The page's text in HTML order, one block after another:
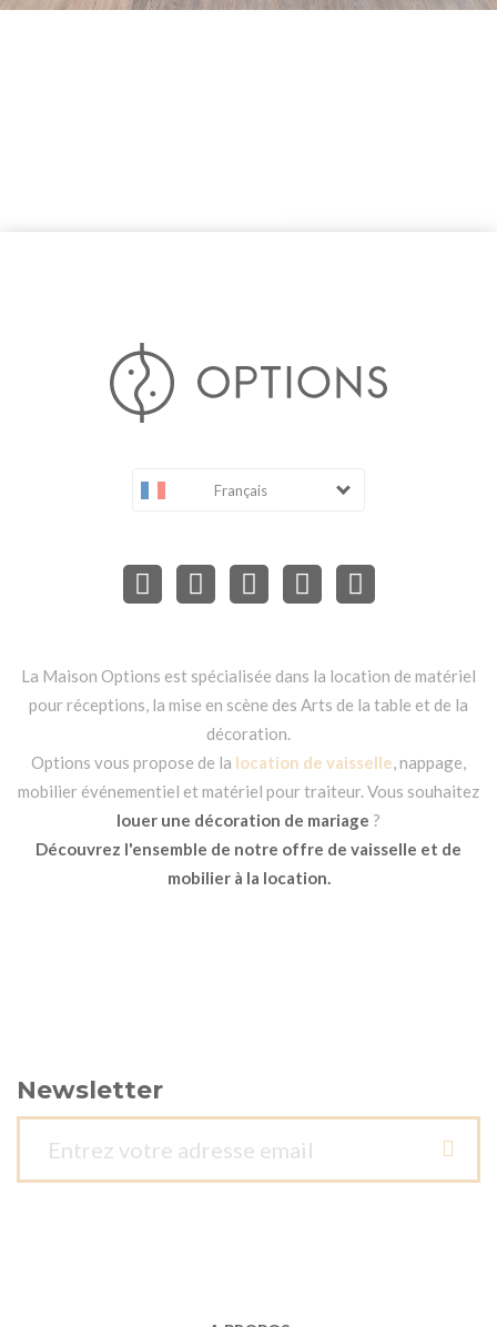
Français
La Maison Options est spécialisée dans la location de matériel
pour réceptions, la mise en scène des Arts de la table et de la
décoration.
Options vous propose de la location de vaisselle, nappage,
mobilier événementiel et matériel pour traiteur. Vous souhaitez
louer une décoration de mariage ?
Découvrez l'ensemble de notre offre de vaisselle et de
mobilier à la location.
Newsletter